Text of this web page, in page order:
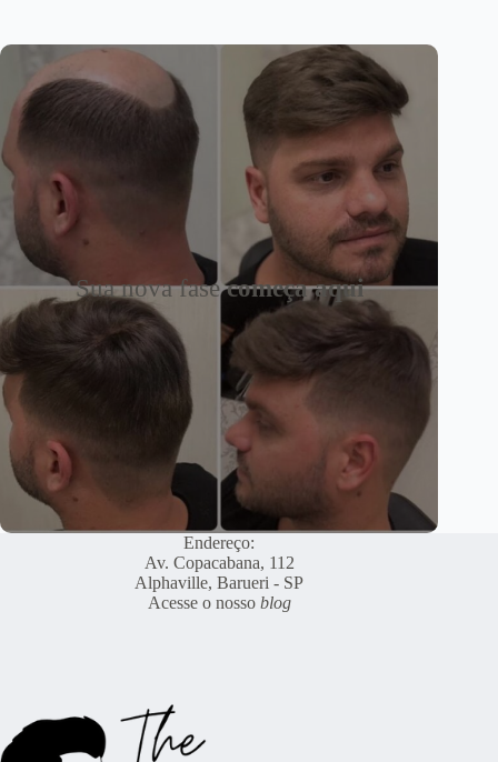
Sua nova fasecomeça aqui
Endereço:
Av. Copacabana, 112
Alphaville, Barueri - SP
Acesse o nosso blog